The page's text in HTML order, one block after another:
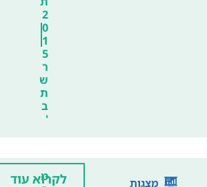
2
0
1
5
ר
ש
ת
ב
'
מצגות
מ
לקרוא עוד